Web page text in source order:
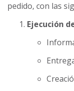
pedido, con las
Ejecución